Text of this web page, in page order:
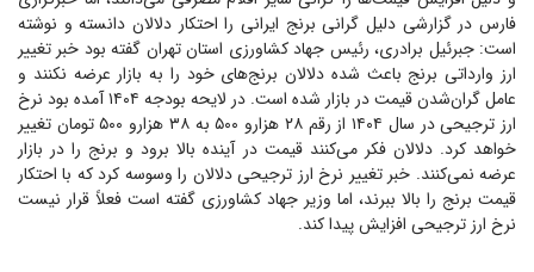
فارس در گزارشی دلیل گرانی برنج ایرانی را احتکار دلالان دانسته و نوشته
است: جبرئیل برادری، رئیس جهاد کشاورزی استان تهران گفته بود خبر تغییر
ارز وارداتی برنج باعث شده دلالان برنج‌های خود را به بازار عرضه نکنند و
عامل گران‌شدن قیمت در بازار شده است. در لایحه بودجه ۱۴۰۴ آمده بود نرخ
ارز ترجیحی در سال ۱۴۰۴ از رقم ۲۸ هزارو ۵۰۰ به ۳۸ هزارو ۵۰۰ تومان تغییر
خواهد کرد. دلالان فکر می‌کنند قیمت در آینده بالا برود و برنج را در بازار
عرضه نمی‌کنند. خبر تغییر نرخ ارز ترجیحی دلالان را وسوسه کرد که با احتکار
قیمت برنج را بالا ببرند، اما وزیر جهاد کشاورزی گفته است فعلاً قرار نیست
نرخ ارز ترجیحی افزایش پیدا کند.